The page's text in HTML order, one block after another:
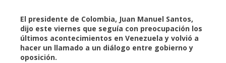
El presidente de Colombia, Juan Manuel Santos,
dijo este viernes que seguía con preocupación los
últimos acontecimientos en Venezuela y volvió a
hacer un llamado a un diálogo entre gobierno y
oposición.